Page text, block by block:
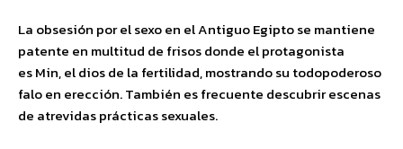
La obsesión por el sexo en el Antiguo Egipto se mantiene
patente en multitud de frisos donde el protagonista
es Min, el dios de la fertilidad, mostrando su todopoderoso
falo en erección. También es frecuente descubrir escenas
de atrevidas prácticas sexuales.